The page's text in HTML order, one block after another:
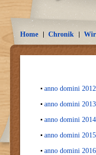
Home Chronik Wir
anno domini 2012
anno domini 2013
anno domini 2014
anno domini 2015
anno domini 2016